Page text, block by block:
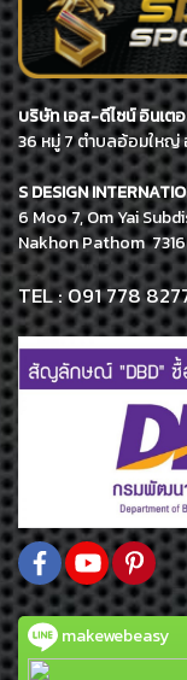
บริษัท เอส-ดีไซน์ อินเต
36 หมู่ 7 ตำบลอ้อมใหญ่
S DESIGN
6 Moo 7, Om Yai
Nakhon Pathom
TEL : 091 778
makewebeasy